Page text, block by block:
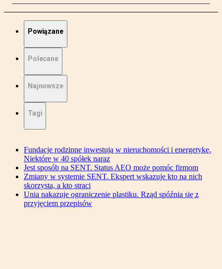
Powiązane
Polecane
Najnowsze
Tagi
Fundacje rodzinne inwestują w nieruchomości i energetykę.
Niektóre w 40 spółek naraz
Jest sposób na SENT. Status AEO może pomóc firmom
Zmiany w systemie SENT. Ekspert wskazuje kto na nich
skorzysta, a kto straci
Unia nakazuje ograniczenie plastiku. Rząd spóźnia się z
przyjęciem przepisów